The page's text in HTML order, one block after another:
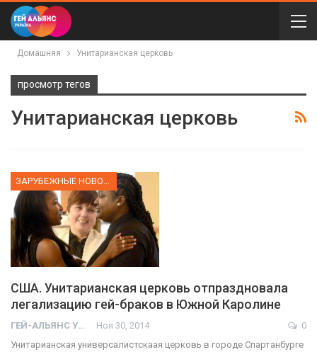
Домашняя Унитарианская церковь
просмотр тегов
Унитарианская церковь
США. Унитарианская церковь отпраздновала
легализацию гей-браков в Южной Каролине
ГЕЙ-АЛЬЯНС УКРАИНА Ноя 30, 2014
0
Унитарианская универсалистскаая церковь в городе Спартанбурге